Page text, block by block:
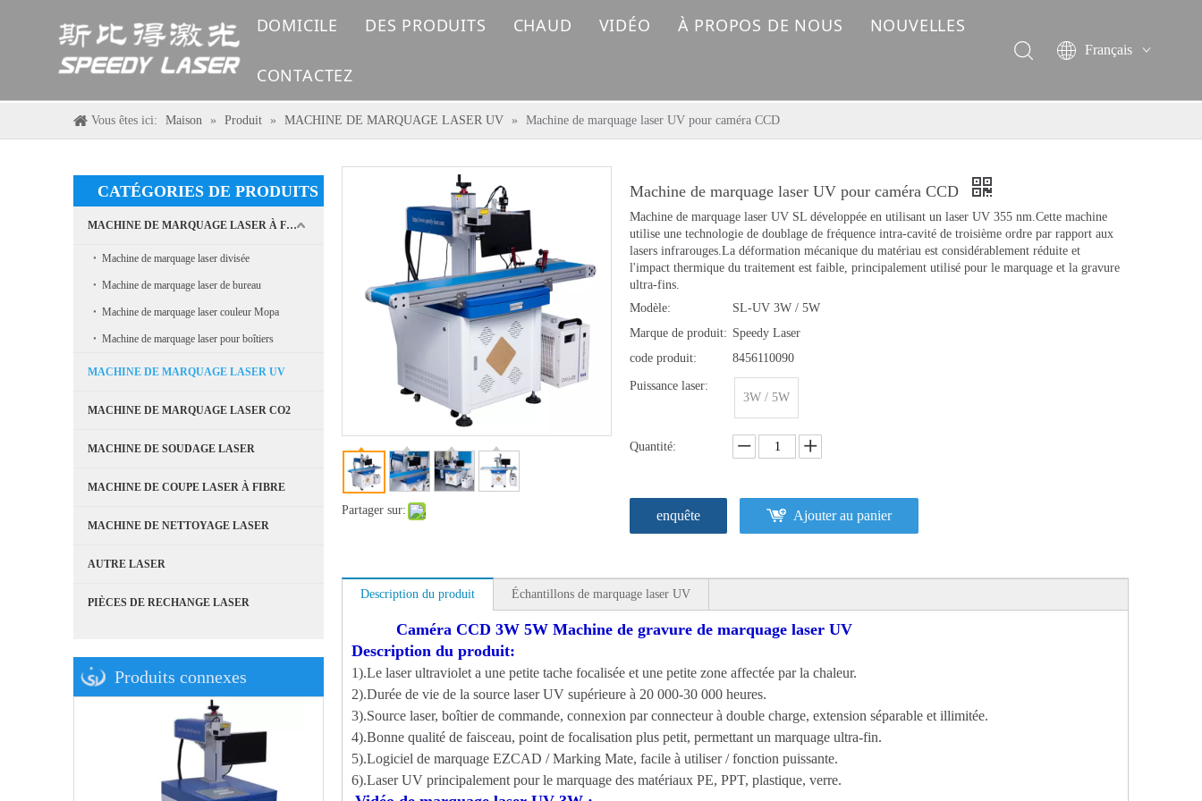
DOMICILE DES PRODUITS
MACHINE DE MARQUAGE LASER UV
MACHINE À SOUDER AU LASER
MACHINE DE NETTOYAGE AU LASER
MACHINE DE COUPE AU LASER FIBRE
PIÈCES DE RECHANGE LASER
CHAUD
Machine de découpe laser à fibre
VIDÉO À PROPOS DE NOUS NOUVELLES
CONTACTEZ
Français
简体中文
Italiano
Vous êtes ici: Maison » Produit » MACHINE DE MARQUAGE LASER UV » Machine de marquage laser UV pour caméra CCD
CATÉGORIES DE PRODUITS
MACHINE DE MARQUAGE LASER À FIBRE
Machine de marquage laser divisée
Machine de marquage laser de bureau
Machine de marquage laser couleur Mopa
Machine de marquage laser pour boîtiers
MACHINE DE MARQUAGE LASER UV
MACHINE DE MARQUAGE LASER CO2
MACHINE DE SOUDAGE LASER
MACHINE DE COUPE LASER À FIBRE
MACHINE DE NETTOYAGE LASER
AUTRE LASER
PIÈCES DE RECHANGE LASER
Produits connexes
Partager sur:
Machine de marquage laser UV pour caméra CCD
Machine de marquage laser UV SL développée en utilisant un laser UV 355 nm.Cette machine
utilise une technologie de doublage de fréquence intra-cavité de troisième ordre par rapport aux
lasers infrarouges.La déformation mécanique du matériau est considérablement réduite et
l'impact thermique du traitement est faible, principalement utilisé pour le marquage et la gravure
ultra-fins.
Modèle:
SL-UV 3W / 5W
Marque de produit: Speedy Laser
code produit:
8456110090
Puissance laser:
3W / 5W
Quantité:
enquête Ajouter au panier
Description du produit Échantillons de marquage laser UV
Caméra CCD 3W 5W Machine de gravure de marquage laser UV
Description du produit:
1).Le laser ultraviolet a une petite tache focalisée et une petite zone affectée par la chaleur.
2).Durée de vie de la source laser UV supérieure à 20 000-30 000 heures.
3).Source laser, boîtier de commande, connexion par connecteur à double charge, extension séparable et illimitée.
4).Bonne qualité de faisceau, point de focalisation plus petit, permettant un marquage ultra-fin.
5).Logiciel de marquage EZCAD / Marking Mate, facile à utiliser / fonction puissante.
6).Laser UV principalement pour le marquage des matériaux PE, PPT, plastique, verre.